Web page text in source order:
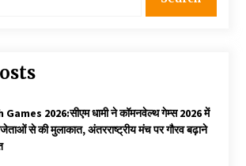
2026:सीएम धामी ने कॉमनवेल्थ गेम्स 2026 में
से की मुलाकात, अंतरराष्ट्रीय मंच पर गौरव बढ़ाने